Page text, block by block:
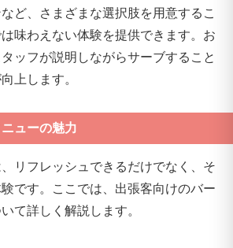
ど、さまざまな選択肢を用意するこ
味わえない体験を提供できます。お
ッフが説明しながらサーブすること
上します。
ューの魅力
リフレッシュできるだけでなく、そ
です。ここでは、出張客向けのバー
て詳しく解説します。